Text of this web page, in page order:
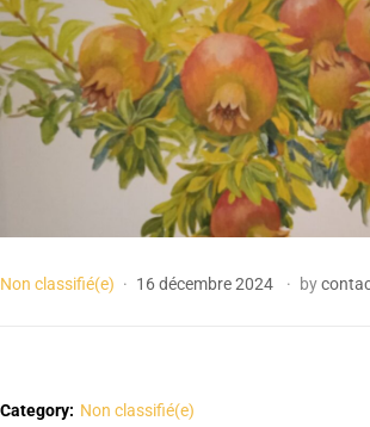
Non classifié(e) 16 décembre 2024 by
Category: Non classifié(e)